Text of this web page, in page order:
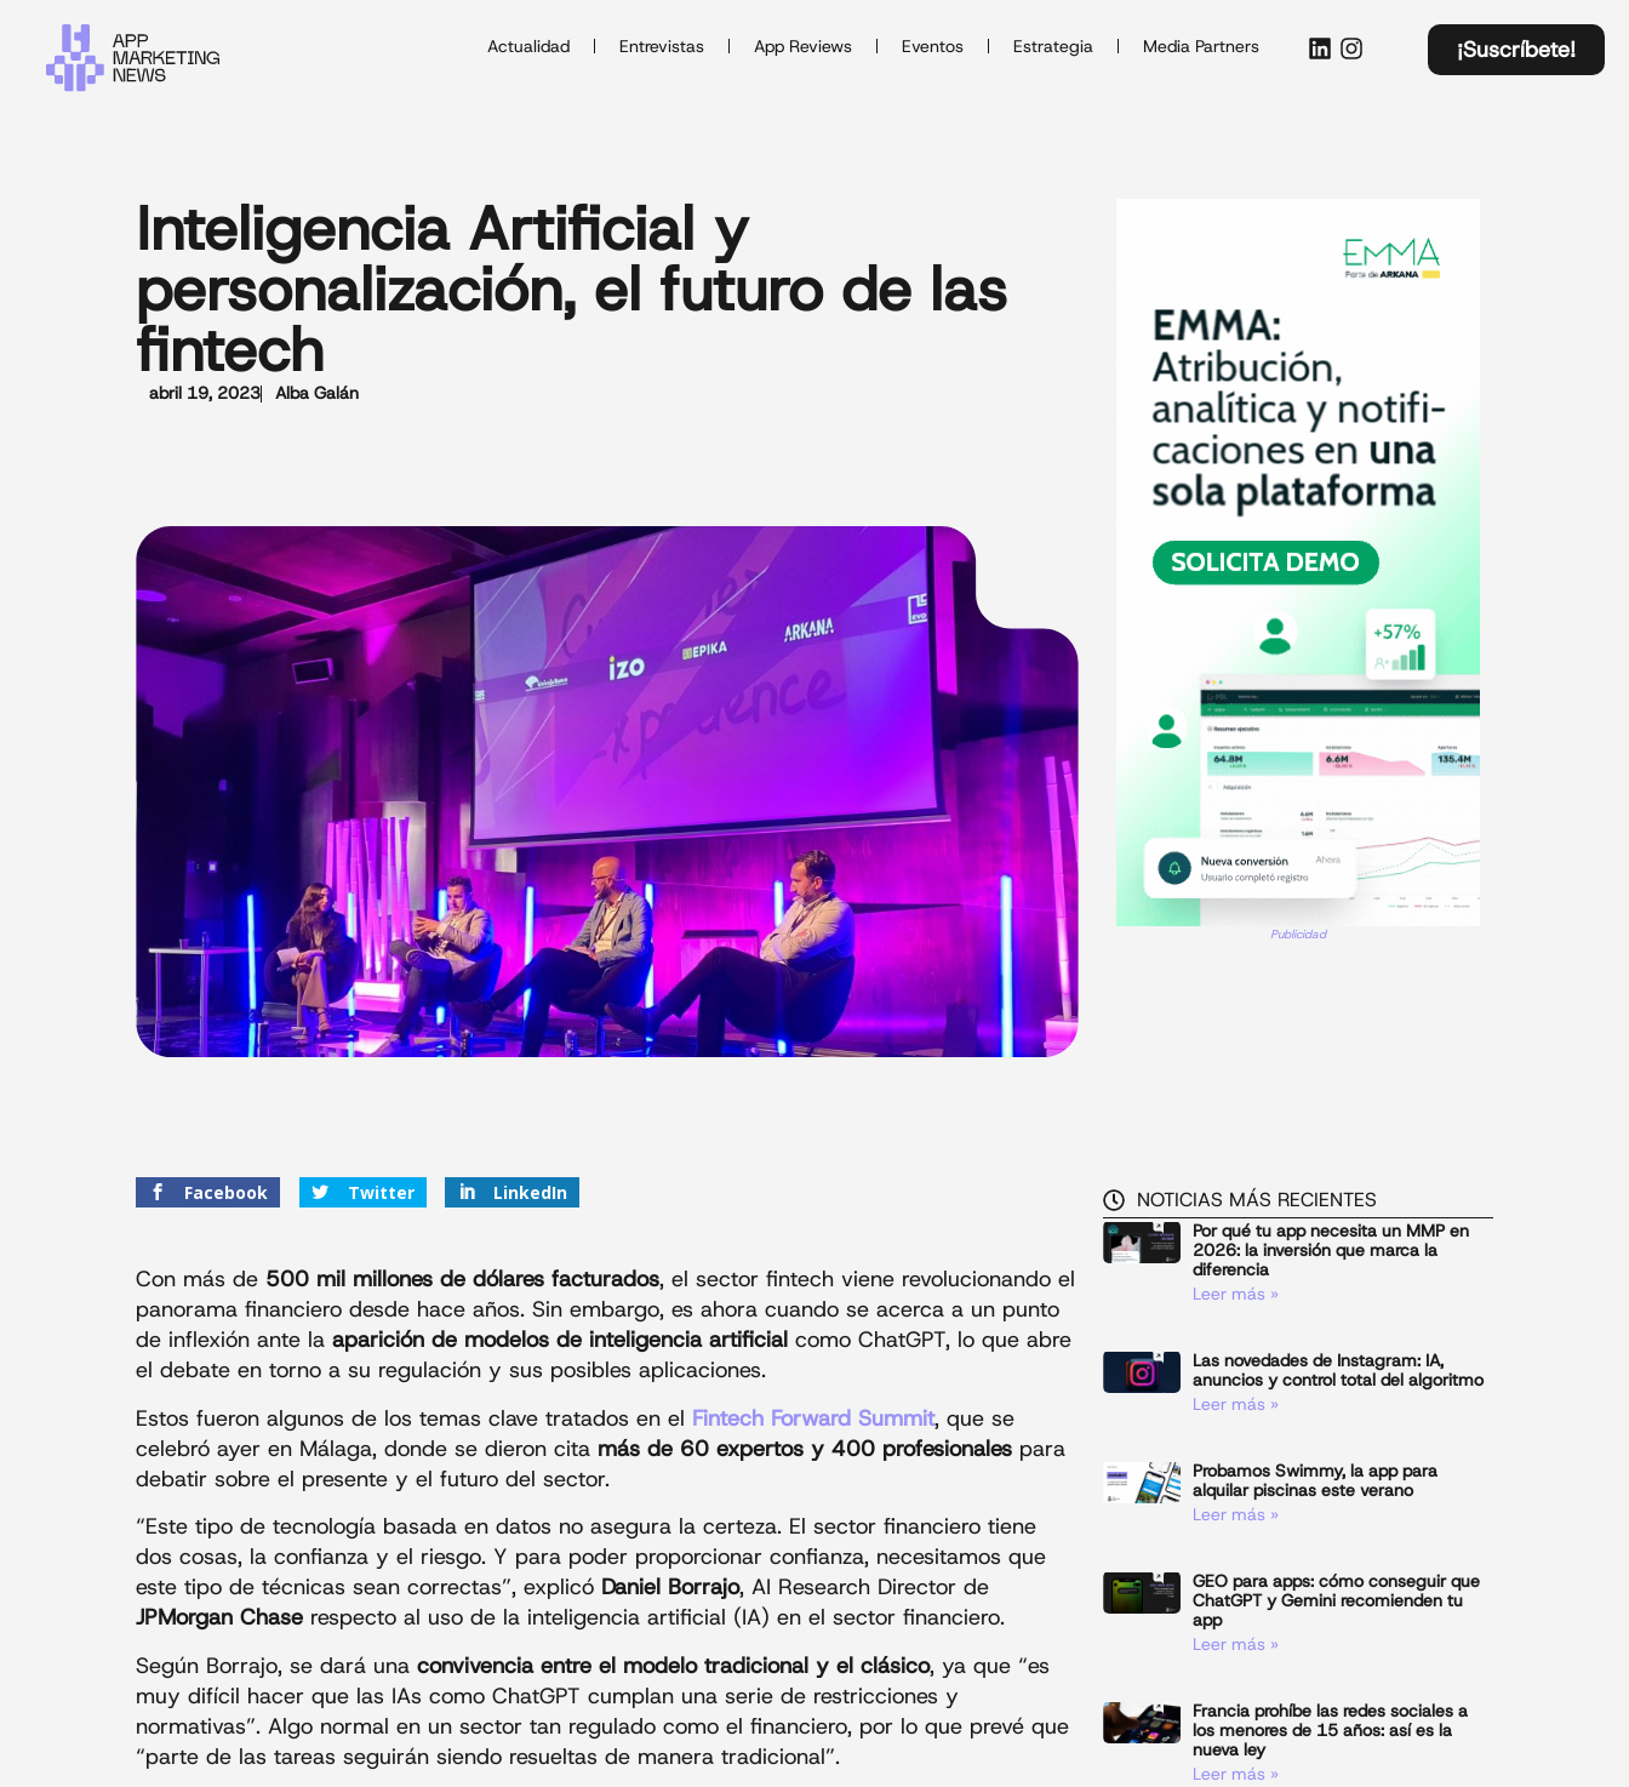
Actualidad Entrevistas App Reviews Eventos Estrategia Media Partners ¡Suscríbete!
Inteligencia Artificial y
personalización, el futuro de las
fintech
abril 19, 2023 Alba Galán
Facebook Twitter LinkedIn
Con más de 500 mil millones de dólares facturados, el sector fintech viene revolucionando el
panorama financiero desde hace años. Sin embargo, es ahora cuando se acerca a un punto
de inflexión ante la aparición de modelos de inteligencia artificial como ChatGPT, lo que abre
el debate en torno a su regulación y sus posibles aplicaciones.
Estos fueron algunos de los temas clave tratados en el Fintech Forward Summit, que se
celebró ayer en Málaga, donde se dieron cita más de 60 expertos y 400 profesionales para
debatir sobre el presente y el futuro del sector.
“Este tipo de tecnología basada en datos no asegura la certeza. El sector financiero tiene
dos cosas, la confianza y el riesgo. Y para poder proporcionar confianza, necesitamos que
este tipo de técnicas sean correctas”, explicó Daniel Borrajo, AI Research Director de
JPMorgan Chase respecto al uso de la inteligencia artificial (IA) en el sector financiero.
Según Borrajo, se dará una convivencia entre el modelo tradicional y el clásico, ya que “es
muy difícil hacer que las IAs como ChatGPT cumplan una serie de restricciones y
normativas”. Algo normal en un sector tan regulado como el financiero, por lo que prevé que
“parte de las tareas seguirán siendo resueltas de manera tradicional”.
Publicidad
NOTICIAS MÁS RECIENTES
Por qué tu app necesita un MMP en
2026: la inversión que marca la
diferencia
Leer más »
Las novedades de Instagram: IA,
anuncios y control total del algoritmo
Leer más »
Probamos Swimmy, la app para
alquilar piscinas este verano
Leer más »
GEO para apps: cómo conseguir que
ChatGPT y Gemini recomienden tu
app
Leer más »
Francia prohíbe las redes sociales a
los menores de 15 años: así es la
nueva ley
Leer más »